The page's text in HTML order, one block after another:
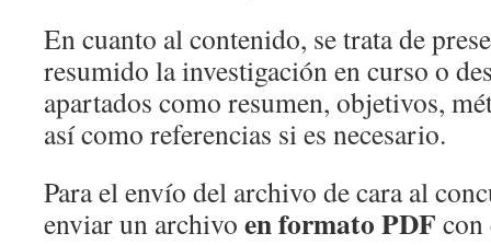
En cuanto al contenido, se trata de
resumido la investigación en curso o
apartados como resumen, objetivos,
así como referencias si es necesario.
Para el envío del archivo de cara al
enviar un archivo en formato PDF con